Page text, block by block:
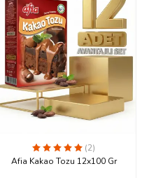
(2)
Afia Kakao Tozu 12x100 Gr